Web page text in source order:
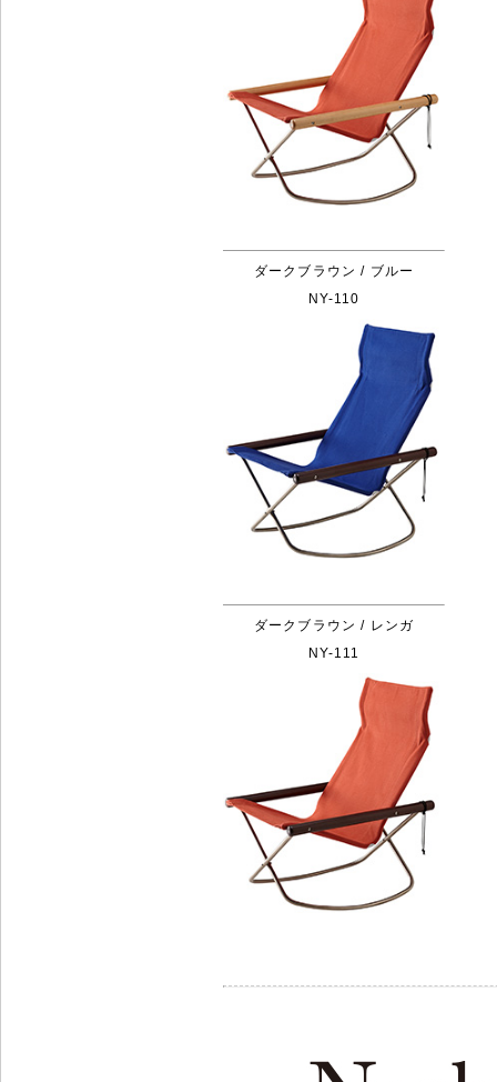
ダークブラウン / ブルー
NY-110
ダークブラウン / レンガ
NY-111